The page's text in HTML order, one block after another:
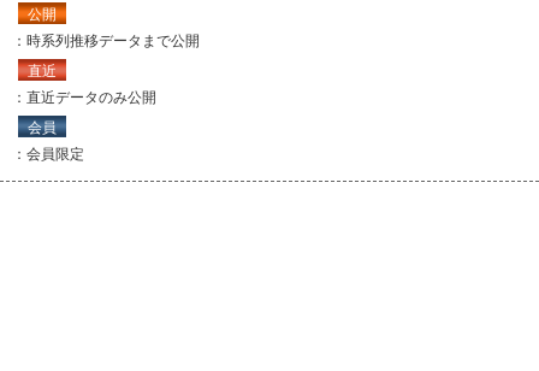
公開
：時系列推移データまで公開
直近
：直近データのみ公開
会員
：会員限定